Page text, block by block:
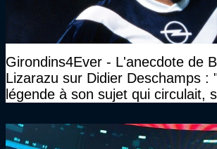
Girondins4Ever - L'anecdote de
Lizarazu sur Didier Deschamps :
légende à son sujet qui circulait,